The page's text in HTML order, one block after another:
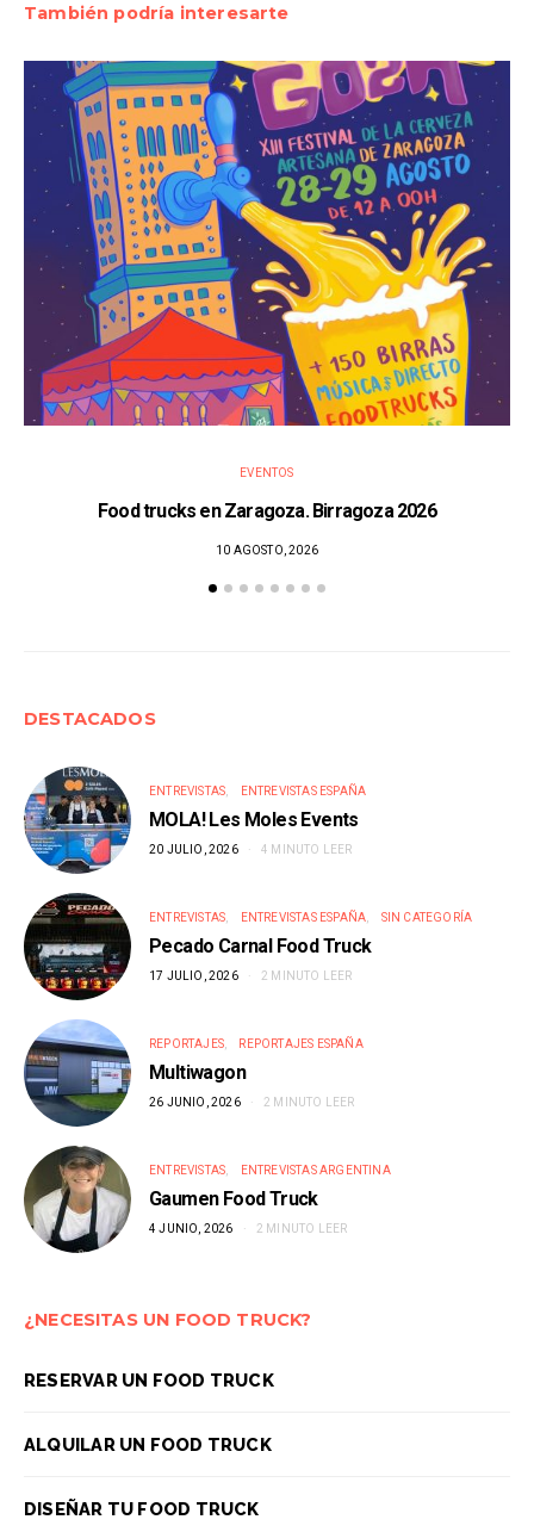
También podría interesarte
EVENTOS
Food trucks en Zaragoza. Birragoza 2026
10 AGOSTO, 2026
DESTACADOS
ENTREVISTAS ENTREVISTAS ESPAÑA
MOLA! Les Moles Events
20 JULIO, 2026 4 MINUTO LEER
ENTREVISTAS ENTREVISTAS ESPAÑA SIN CATEGORÍA
Pecado Carnal Food Truck
17 JULIO, 2026 2 MINUTO LEER
REPORTAJES REPORTAJES ESPAÑA
Multiwagon
26 JUNIO, 2026 2 MINUTO LEER
ENTREVISTAS ENTREVISTAS ARGENTINA
Gaumen Food Truck
4 JUNIO, 2026 2 MINUTO LEER
¿NECESITAS UN FOOD TRUCK?
RESERVAR UN FOOD TRUCK
ALQUILAR UN FOOD TRUCK
DISEÑAR TU FOOD TRUCK